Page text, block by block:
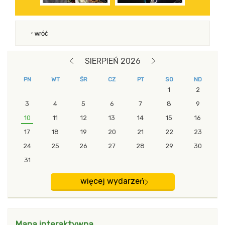
wróć
POPRZEDNI MIESIĄC
SIERPIEŃ 2026
PN WT ŚR CZ PT SO ND
1
2
3
4 5 6 7 8
9
10
11 12 13 14 15
16
17
18 19 20 21 22
23
24
25 26 27 28 29
30
31
więcej wydarzeń